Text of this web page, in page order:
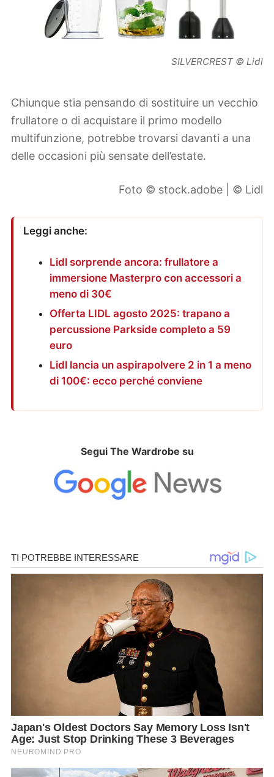
SILVERCREST © Lidl
Chiunque stia pensando di sostituire un vecchio
frullatore o di acquistare il primo modello
multifunzione, potrebbe trovarsi davanti a una
delle occasioni più sensate dell’estate.
Foto © stock.adobe | © Lidl
Leggi anche:
Lidl sorprende ancora: frullatore a
immersione Masterpro con accessori a
meno di 30€
Offerta LIDL agosto 2025: trapano a
percussione Parkside completo a 59
euro
Lidl lancia un aspirapolvere 2 in 1 a meno
di 100€: ecco perché conviene
Segui The Wardrobe su